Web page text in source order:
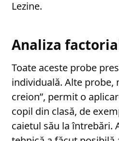
Lezine.
Analiza
Toate aceste probe
individuală. Alte probe,
creion”, permit o
copil din clasă, de
caietul său la întrebări.